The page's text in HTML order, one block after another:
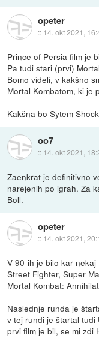
opeter
:: 14. okt 2021,
Prince of Persia film je
Pa tudi stari (prvi)
Bomo videli, v kakšno
Mortal Kombatom, ki je
Kakšna bo Sytem
oo7
:: 14. okt 2021,
Zaenkrat je definitivno
narejenih po igrah. Za
Boll.
opeter
:: 14. okt 2021,
V 90-ih je bilo kar
Street Fighter, Super
Mortal Kombat:
Naslednje runda je
v tej rundi je štartal tudi
prvi film je bil, se mi zdi